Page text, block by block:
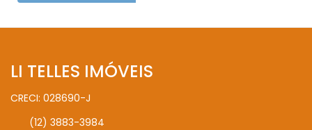
LI TELLES IMÓVEIS
CRECI: 028690-J
(12) 3883-3984